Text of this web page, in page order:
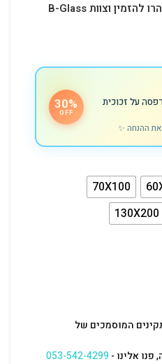
אז למה אתם מחכים? מהרו להזמין וצוות B-Glass
על זכוכית
ההנחה ✨
30%
OFF
70X100
130X200
המוסמכים של
אלינו -053-542-4299